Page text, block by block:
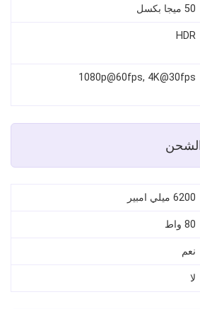
50 ميجا بكسل
HDR
1080p@60fps, 4K@30fps
6200 ميلي امبير
80 واط
نعم
لا